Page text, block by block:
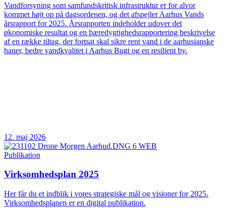
Vandforsyning som samfundskritisk infrastruktur er for alvor
kommet højt op på dagsordenen, og det afspejler Aarhus Vands
årsrapport for 2025. Årsrapporten indeholder udover det
økonomiske resultat og en bæredygtighedsrapportering beskrivelse
af en række tiltag, der fortsat skal sikre rent vand i de aarhusianske
haner, bedre vandkvalitet i Aarhus Bugt og en resilient by.
12. maj 2026
Publikation
Virksomhedsplan 2025
Her får du et indblik i vores strategiske mål og visioner for 2025.
Virksomhedsplanen er en digital publikation.